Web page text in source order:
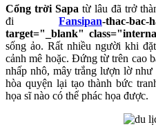
Cổng trời Sapa từ lâu đã trở
đi
Fansipan-thac-bac-
target="_blank"
sống ảo. Rất nhiều người khi
cảnh mê hoặc. Đứng từ trên cao
nhấp nhô, mây trắng lượn lờ
hòa quyện lại tạo thành bức
họa sĩ nào có thể phác họa được.